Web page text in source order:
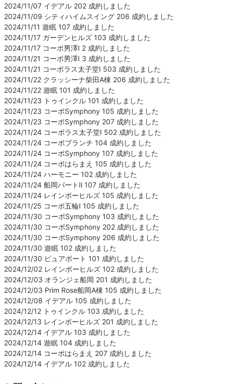
2024/11/07 イデアル 202 成約しました
2024/11/09 シティハイムスイング 206 成約しました
2024/11/11 遊眠 107 成約しました
2024/11/17 ガーデンヒルズ 103 成約しました
2024/11/17 コーポ男澤Ⅰ 2 成約しました
2024/11/21 コーポ男澤Ⅰ 3 成約しました
2024/11/21 コーポラス太子堂Ⅰ 503 成約しました
2024/11/22 クラッシーナ柴田A棟 206 成約しました
2024/11/22 遊眠 101 成約しました
2024/11/23 トゥインクル 101 成約しました
2024/11/23 コーポSymphony 105 成約しました
2024/11/23 コーポSymphony 207 成約しました
2024/11/24 コーポラス太子堂Ⅰ 502 成約しました
2024/11/24 コーポブランチ 104 成約しました
2024/11/24 コーポSymphony 107 成約しました
2024/11/24 コーポはらまえ 105 成約しました
2024/11/24 ハーモニー 102 成約しました
2024/11/24 船岡パートⅡ 107 成約しました
2024/11/24 レインボーヒルズ 105 成約しました
2024/11/25 コーポ五輪Ⅰ 105 成約しました
2024/11/30 コーポSymphony 103 成約しました
2024/11/30 コーポSymphony 202 成約しました
2024/11/30 コーポSymphony 206 成約しました
2024/11/30 遊眠 102 成約しました
2024/11/30 ピュアポート 101 成約しました
2024/12/02 レインボーヒルズ 102 成約しました
2024/12/03 オランジェ船岡 201 成約しました
2024/12/03 Prim Rose船岡A棟 105 成約しました
2024/12/08 イデアル 105 成約しました
2024/12/12 トゥインクル 103 成約しました
2024/12/13 レインボーヒルズ 201 成約しました
2024/12/14 イデアル 103 成約しました
2024/12/14 遊眠 104 成約しました
2024/12/14 コーポはらまえ 207 成約しました
2024/12/14 イデアル 102 成約しました